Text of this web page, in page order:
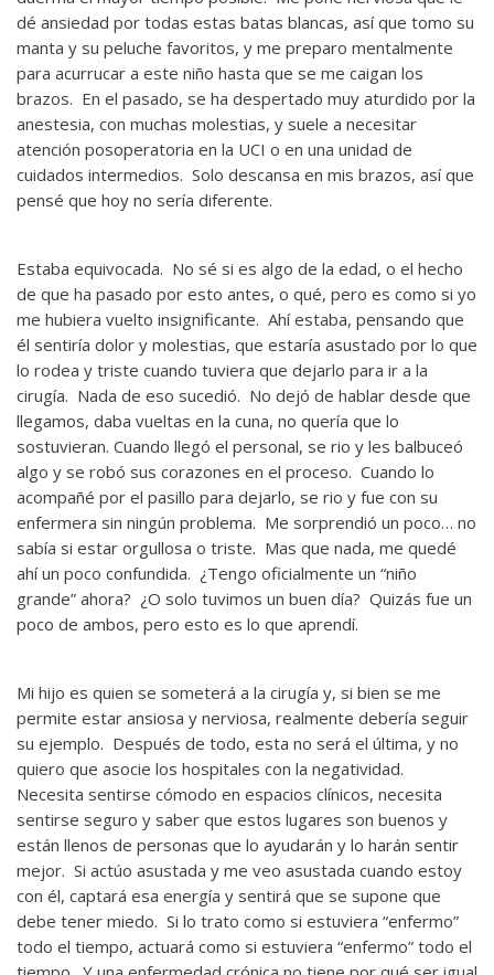
dé ansiedad por todas estas batas blancas, así que tomo su
manta y su peluche favoritos, y me preparo mentalmente
para acurrucar a este niño hasta que se me caigan los
brazos. En el pasado, se ha despertado muy aturdido por la
anestesia, con muchas molestias, y suele a necesitar
atención posoperatoria en la UCI o en una unidad de
cuidados intermedios. Solo descansa en mis brazos, así que
pensé que hoy no sería diferente.
Estaba equivocada. No sé si es algo de la edad, o el hecho
de que ha pasado por esto antes, o qué, pero es como si yo
me hubiera vuelto insignificante. Ahí estaba, pensando que
él sentiría dolor y molestias, que estaría asustado por lo que
lo rodea y triste cuando tuviera que dejarlo para ir a la
cirugía. Nada de eso sucedió. No dejó de hablar desde que
llegamos, daba vueltas en la cuna, no quería que lo
sostuvieran. Cuando llegó el personal, se rio y les balbuceó
algo y se robó sus corazones en el proceso. Cuando lo
acompañé por el pasillo para dejarlo, se rio y fue con su
enfermera sin ningún problema. Me sorprendió un poco… no
sabía si estar orgullosa o triste. Mas que nada, me quedé
ahí un poco confundida. ¿Tengo oficialmente un “niño
grande” ahora? ¿O solo tuvimos un buen día? Quizás fue un
poco de ambos, pero esto es lo que aprendí.
Mi hijo es quien se someterá a la cirugía y, si bien se me
permite estar ansiosa y nerviosa, realmente debería seguir
su ejemplo. Después de todo, esta no será el última, y no
quiero que asocie los hospitales con la negatividad.
Necesita sentirse cómodo en espacios clínicos, necesita
sentirse seguro y saber que estos lugares son buenos y
están llenos de personas que lo ayudarán y lo harán sentir
mejor. Si actúo asustada y me veo asustada cuando estoy
con él, captará esa energía y sentirá que se supone que
debe tener miedo. Si lo trato como si estuviera “enfermo”
todo el tiempo, actuará como si estuviera “enfermo” todo el